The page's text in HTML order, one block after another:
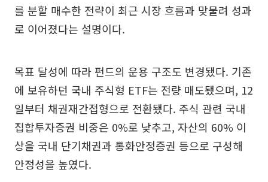
를 분할 매수한 전략이 최근 시장 흐름과 맞물려 성과
로 이어졌다는 설명이다.
목표 달성에 따라 펀드의 운용 구조도 변경됐다. 기존
에 보유하던 국내 주식형 ETF는 전량 매도됐으며, 12
일부터 채권재간접형으로 전환됐다. 주식 관련 국내
집합투자증권 비중은 0%로 낮추고, 자산의 60% 이
상을 국내 단기채권과 통화안정증권 등으로 구성해
안정성을 높였다.